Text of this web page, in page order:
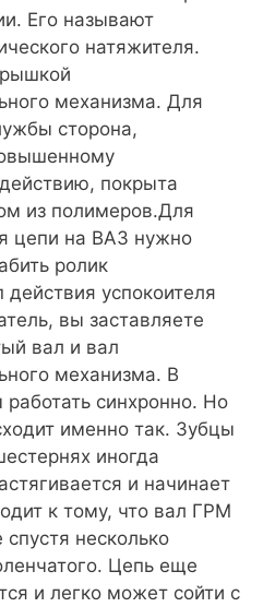
Его называют
натяжителя.
механизма. Для
сторона,
покрыта
из полимеров.Для
цепи на ВАЗ нужно
ролик
успокоителя
вы заставляете
вал и вал
механизма. В
синхронно. Но
именно так. Зубцы
иногда
и начинает
к тому, что вал ГРМ
несколько
Цепь еще
и легко может сойти с